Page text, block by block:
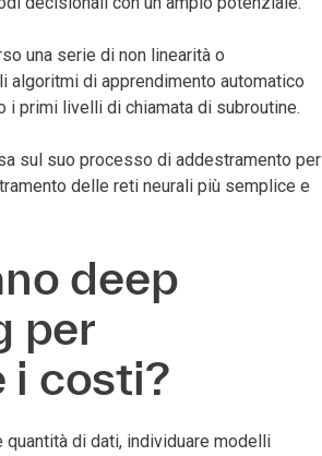
una serie di non linearità o
algoritmi di apprendimento automatico
primi livelli di chiamata di subroutine.
sul suo processo di addestramento per
delle reti neurali più semplice e
deep
per
i costi?
quantità di dati, individuare modelli